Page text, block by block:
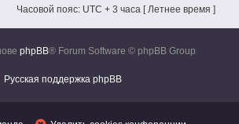
Часовой пояс: UTC + 3 часа [ Летнее время ]
phpBB® Forum Software © phpBB Group
Русская поддержка phpBB